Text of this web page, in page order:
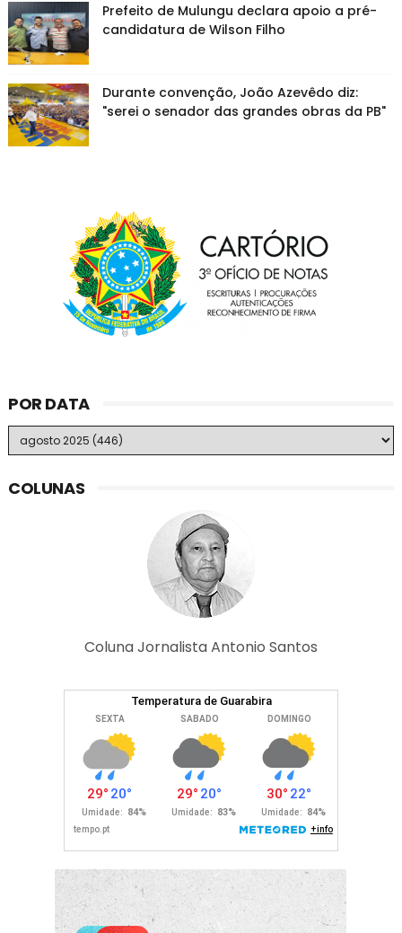
Prefeito de Mulungu declara apoio a pré-
candidatura de Wilson Filho
Durante convenção, João Azevêdo diz:
"serei o senador das grandes obras da PB"
POR DATA
COLUNAS
Coluna Jornalista Antonio Santos